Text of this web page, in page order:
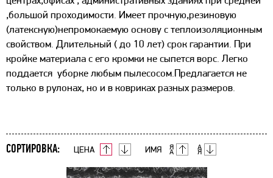
,большой проходимости. Имеет прочную,резиновую
(латексную)непромокаемую основу с теплоизоляционным
свойством. Длительный ( до 10 лет) срок гарантии. При
кройке материала с его кромки не сыпется ворс. Легко
поддается уборке любым пылесосом.Предлагается не
только в рулонах, но и в ковриках разных размеров.
СОРТИРОВКА: ЦЕНА ИМЯ